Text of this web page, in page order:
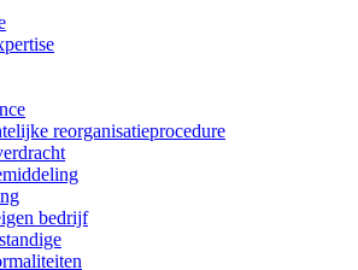
reorganisatieprocedure
bedrijf